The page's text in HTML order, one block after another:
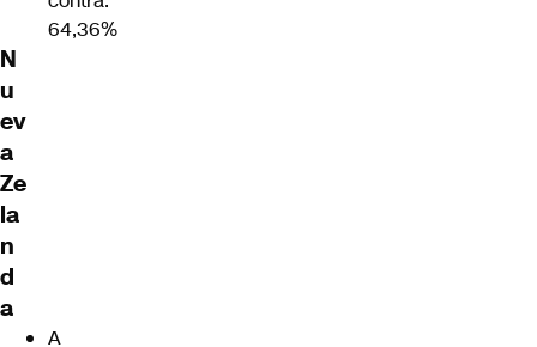
64,36%
N
u
ev
a
Ze
la
n
d
a
A